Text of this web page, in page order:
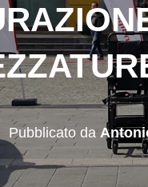
Pubblicato da